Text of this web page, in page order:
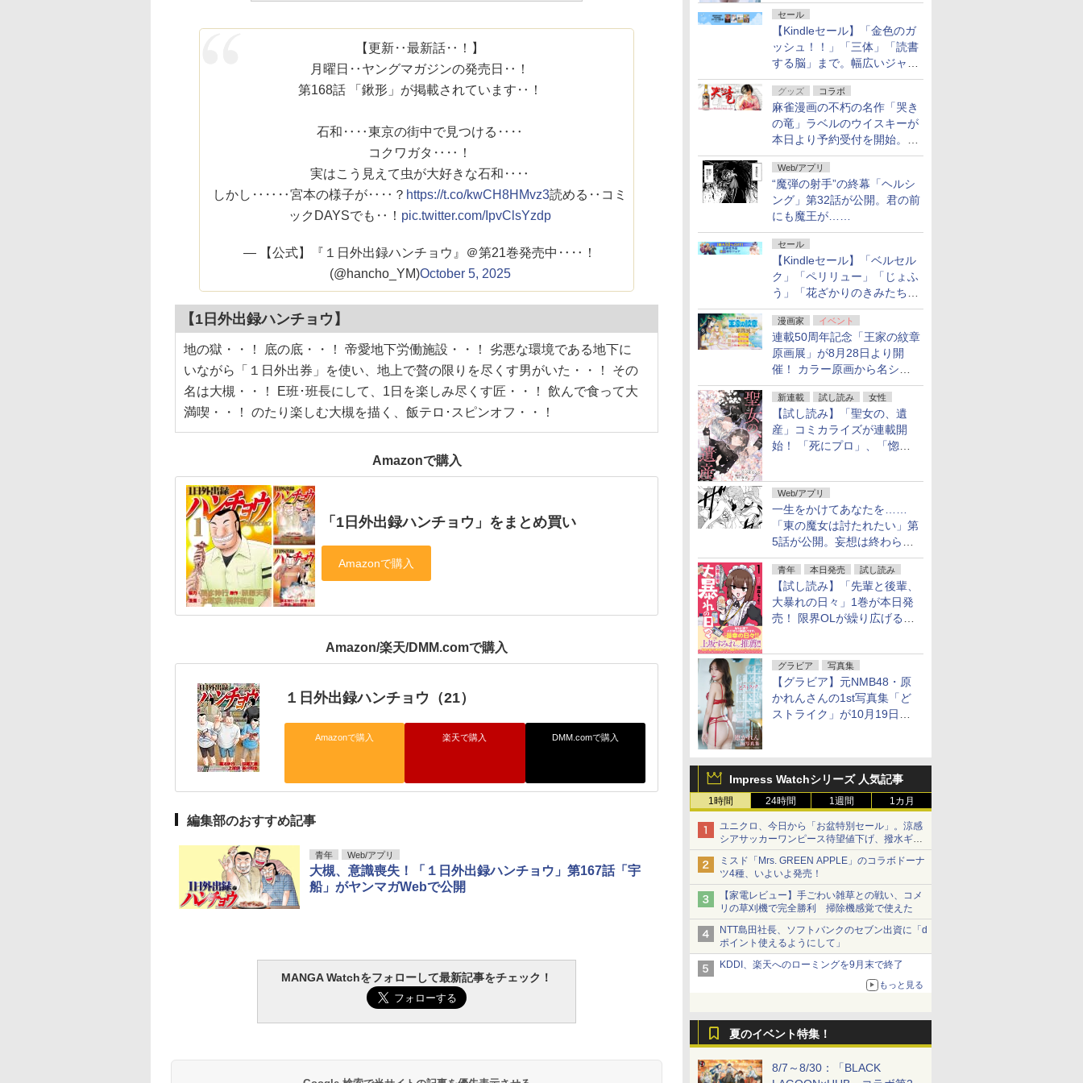
セール
【Kindleセール】「金色のガ
ッシュ！！」「三体」「読書
する脳」まで。幅広いジャン
ルの電子書籍が最大65％オ
フ！「Kindle本サマーセー
ル」第2弾が開催中！
グッズ コラボ
麻雀漫画の不朽の名作「哭き
の竜」ラベルのウイスキーが
本日より予約受付を開始。8
月16日まで
Web/アプリ
“魔弾の射手”の終幕「ヘルシ
ング」第32話が公開。君の前
にも魔王が……
セール
【Kindleセール】「ベルセル
ク」「ペリリュー」「じょふ
う」「花ざかりのきみたち
へ」などが最大50％オフ！
「白泉社 夏の大割引セー
ル」が開催中！
漫画家 イベント
連載50周年記念「王家の紋章
原画展」が8月28日より開
催！ カラー原画から名シー
ンの原稿まで
新連載 試し読み 女性
【試し読み】「聖女の、遺
産」コミカライズが連載開
始！ 「死にプロ」、「惚れ
Web/アプリ
一生をかけてあなたを……
「東の魔女は討たれたい」第
5話が公開。妄想は終わらな
い
青年 本日発売 試し読み
【試し読み】「先輩と後輩、
大暴れの日々」1巻が本日発
売！ 限界OLが繰り広げる禁
グラビア 写真集
【グラビア】元NMB48・原
かれんさんの1st写真集「ど
ストライク」が10月19日発
Impress Watchシリーズ 人気記事
1時間 24時間 1週間 1カ月
ユニクロ、今日から「お盆特別セール」。涼感
シアサッカーワンピース待望値下げ、撥水ギア
ショーツは1990円に
ミスド「Mrs. GREEN APPLE」のコラボドーナ
ツ4種、いよいよ発売！
【家電レビュー】手ごわい雑草との戦い、コメ
リの草刈機で完全勝利 掃除機感覚で使えた
NTT島田社長、ソフトバンクのセブン出資に「d
ポイント使えるようにして」
KDDI、楽天へのローミングを9月末で終了
もっと見る
夏のイベント特集！
8/7～8/30：「BLACK
【更新‥最新話‥！】
月曜日‥ヤングマガジンの発売日‥！
第168話 「鍬形」が掲載されています‥！
石和‥‥東京の街中で見つける‥‥
コクワガタ‥‥！
実はこう見えて虫が大好きな石和‥‥
しかし‥‥‥宮本の様子が‥‥？ https://t.co/kwCH8HMvz3読める‥コミ
ックDAYSでも‥！ pic.twitter.com/IpvClsYzdp
— 【公式】『１日外出録ハンチョウ』＠第21巻発売中‥‥！
(@hancho_YM)October 5, 2025
【1日外出録ハンチョウ】
地の獄・・！ 底の底・・！ 帝愛地下労働施設・・！ 劣悪な環境である地下に
いながら「１日外出券」を使い、地上で贅の限りを尽くす男がいた・・！ その
名は大槻・・！ E班･班長にして、1日を楽しみ尽くす匠・・！ 飲んで食って大
満喫・・！ のたり楽しむ大槻を描く、飯テロ･スピンオフ・・！
Amazonで購入
「1日外出録ハンチョウ」をまとめ買い
Amazon/楽天/DMM.comで購入
１日外出録ハンチョウ（21）
Amazonで購入 楽天で購入 DMM.comで購入
編集部のおすすめ記事
青年 Web/アプリ
大槻、意識喪失！「１日外出録ハンチョウ」第167話「宇
船」がヤンマガWebで公開
MANGA Watchをフォローして最新記事をチェック！